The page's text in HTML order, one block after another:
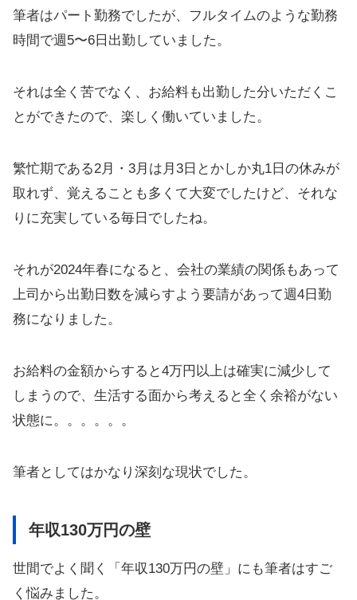
筆者はパート勤務でしたが、フルタイムのような勤務
時間で週5〜6日出勤していました。
それは全く苦でなく、お給料も出勤した分いただくこ
とができたので、楽しく働いていました。
繁忙期である2月・3月は月3日とかしか丸1日の休みが
取れず、覚えることも多くて大変でしたけど、それな
りに充実している毎日でしたね。
それが2024年春になると、会社の業績の関係もあって
上司から出勤日数を減らすよう要請があって週4日勤
務になりました。
お給料の金額からすると4万円以上は確実に減少して
しまうので、生活する面から考えると全く余裕がない
状態に。。。。。。
筆者としてはかなり深刻な現状でした。
年収130万円の壁
世間でよく聞く「年収130万円の壁」にも筆者はすご
く悩みました。